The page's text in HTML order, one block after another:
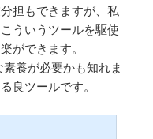
担もできますが、私
ういうツールを駆使
ができます。
養が必要かも知れま
良ツールです。